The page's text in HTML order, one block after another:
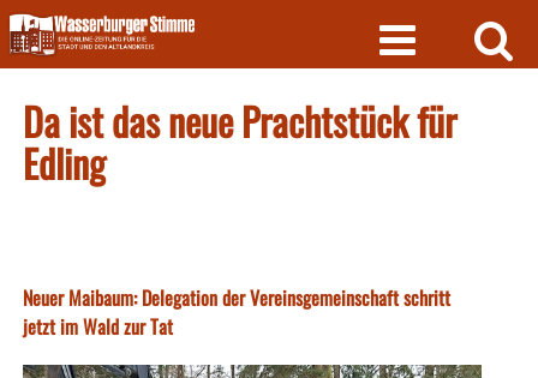
Skip
to
content
Da ist das neue Prachtstück für
Edling
Neuer Maibaum: Delegation der Vereinsgemeinschaft schritt
jetzt im Wald zur Tat